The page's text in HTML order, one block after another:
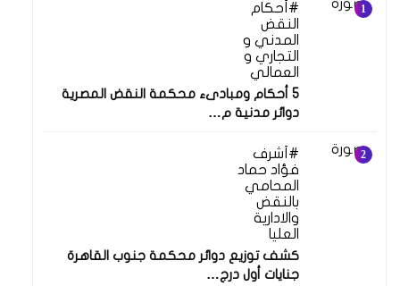
أحكام
النقض
المدني و
التجاري و
العمالي
5 أحكام ومبادىء محكمة النقض المصرية
دوائر مدنية م…
أشرف
فؤاد حماد
المحامي
بالنقض
والادارية
العليا
كشف توزيع دوائر محكمة جنوب القاهرة
جنايات أول درج…